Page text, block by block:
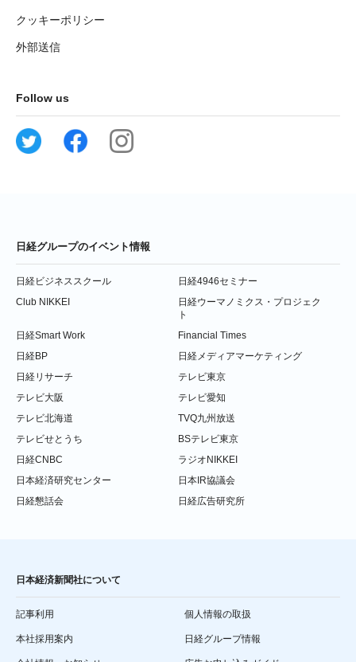
クッキーポリシー
外部送信
Follow us
日経グループのイベント情報
日経ビジネススクール
日経4946セミナー
Club NIKKEI
日経ウーマノミクス・プロジェク
ト
日経Smart Work
Financial Times
日経BP
日経メディアマーケティング
日経リサーチ
テレビ東京
テレビ大阪
テレビ愛知
テレビ北海道
TVQ九州放送
テレビせとうち
BSテレビ東京
日経CNBC
ラジオNIKKEI
日本経済研究センター
日本IR協議会
日経懇話会
日経広告研究所
日本経済新聞社について
記事利用 個人情報の取扱
本社採用案内 日経グループ情報